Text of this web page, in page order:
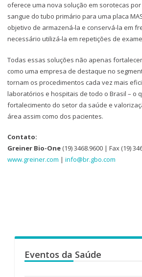
oferece uma nova solução em sorotecas
sangue do tubo primário para uma placa
objetivo de armazená-la e conservá-la em
necessário utilizá-la em repetições de
Todas essas soluções não apenas
como uma empresa de destaque no
tornam os procedimentos cada vez mais
laboratórios e hospitais de todo o Brasil – o
fortalecimento do setor da saúde e
área assim como dos pacientes.
Contato:
Greiner Bio-One (19) 3468.9600 | Fax (19)
www.greiner.com | info@br.gbo.com
Eventos da Saúde